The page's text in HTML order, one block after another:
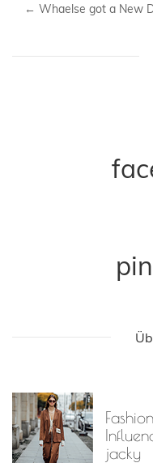
← Whaelse got a New
jacky